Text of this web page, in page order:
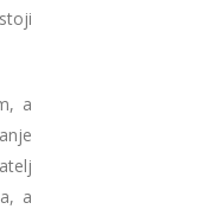
a
a